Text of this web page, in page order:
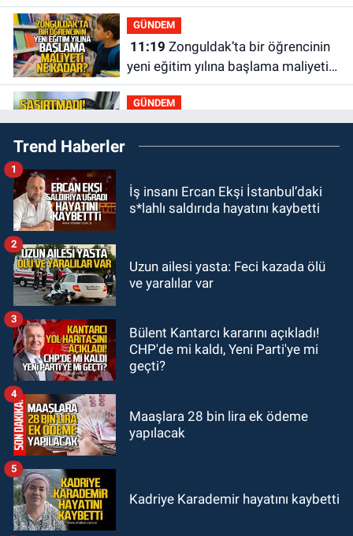
GÜNDEM
11:19
yeni eğitim yılına başlama maliyeti
ne kadar?
GÜNDEM
11:13Şaşırtmadı... Akaryakıta bir
zam daha geliyor
11:00Belediye duyurdu! Yüzme
yarışması ertelendi
10:55İşçi servisi kaza yaptı...
GÜNDEM
10:06“Drakula” alarmı! Zonguldak,
Bartın ve Düzce tehdit altında
Trend Haberler
İş insanı Ercan Ekşi İstanbul’daki
s*lahlı saldırıda hayatını kaybetti
1
Uzun ailesi yasta: Feci kazada ölü
ve yaralılar var
2
Bülent Kantarcı kararını açıkladı!
CHP'de mi kaldı, Yeni Parti'ye mi
geçti?
3
Maaşlara 28 bin lira ek ödeme
yapılacak
4
Kadriye Karademir hayatını kaybetti
5